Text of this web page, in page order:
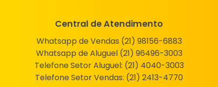
Central de Atendimento
Whatsapp de Vendas (21) 98156-6883
Whatsapp de Aluguel (21) 96496-3003
Telefone Setor Aluguel: (21) 4040-3003
Telefone Setor Vendas: (21) 2413-4770